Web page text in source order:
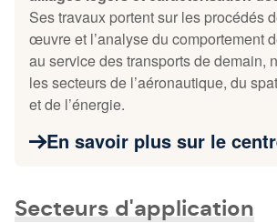
Ses travaux portent sur les procédés
œuvre et l’analyse du comportement
au service des transports de demain,
les secteurs de l’aéronautique, du
et de l’énergie.
En savoir plus sur le
Secteurs d'application